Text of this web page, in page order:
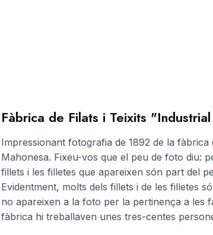
Fàbrica de Filats i Teixits
Impressionant fotografia de 1892 de la fàbrica
Mahonesa. Fixeu-vos que el peu de foto diu:
fillets i les filletes que apareixen són part del
Evidentment, molts dels fillets i de les filletes
no apareixen a la foto per la pertinença a les
fàbrica hi treballaven unes tres-centes